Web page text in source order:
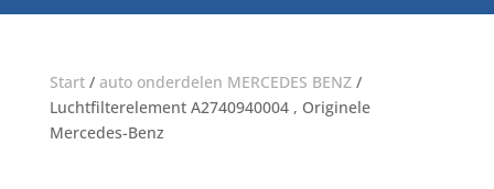
Start/ auto onderdelen MERCEDES BENZ/
Luchtfilterelement A2740940004 , Originele
Mercedes-Benz